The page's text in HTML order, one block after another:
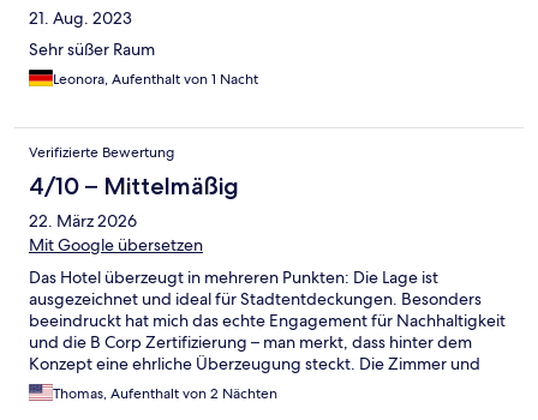
21. Aug. 2023
Sehr süßer Raum
Leonora, Aufenthalt von 1 Nacht
Verifizierte Bewertung
4/10 – Mittelmäßig
22. März 2026
Mit Google übersetzen
Das Hotel überzeugt in mehreren Punkten: Die Lage ist
ausgezeichnet und ideal für Stadtentdeckungen. Besonders
beeindruckt hat mich das echte Engagement für Nachhaltigkeit
und die B Corp Zertifizierung – man merkt, dass hinter dem
Konzept eine ehrliche Überzeugung steckt. Die Zimmer und
Gemeinschaftsflächen waren tadellos sauber und gepflegt. Der
entscheidende Kritikpunkt Leider wiegt ein wesentlicher
Thomas, Aufenthalt von 2 Nächten